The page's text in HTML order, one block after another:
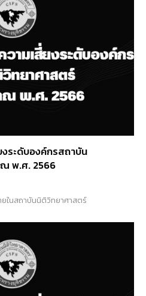
ระดับองค์กรสถาบัน
พ.ศ. 2566
ในสถาบันนิติวิทยาศาสตร์